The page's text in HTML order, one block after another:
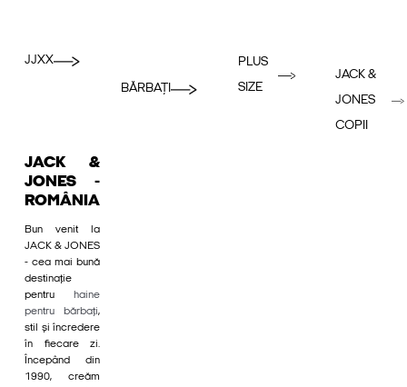
JJXX
BĂRBAȚI
PLUS
SIZE
JACK &
JONES
COPII
JACK &
JONES -
ROMÂNIA
Bun venit la
JACK & JONES
- cea mai bună
destinație
pentru haine
pentru bărbați,
stil și încredere
în fiecare zi.
Începând din
1990, creăm